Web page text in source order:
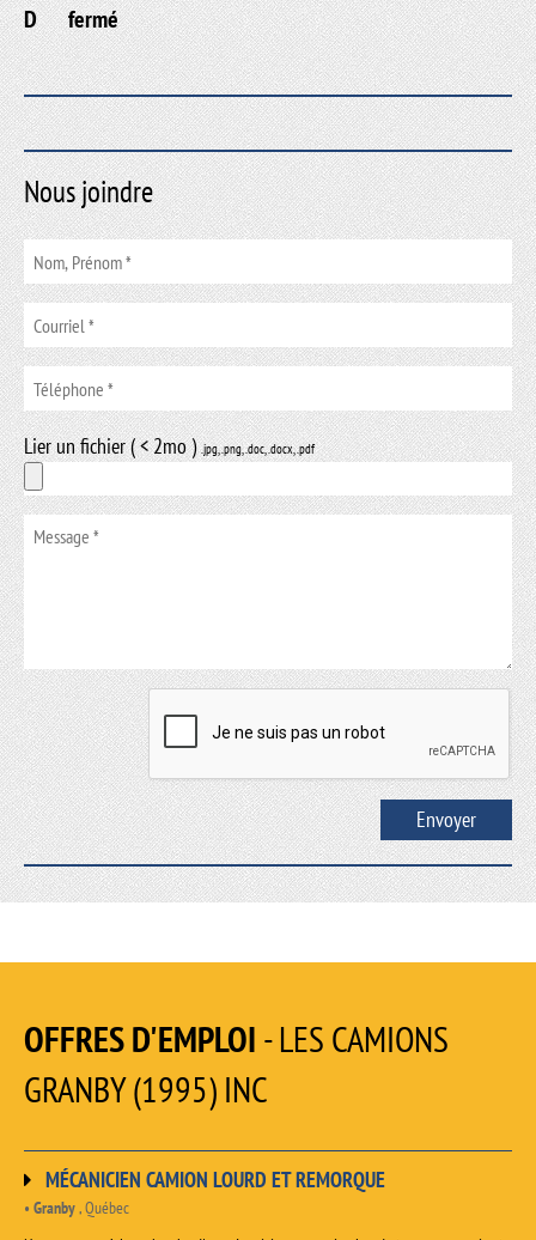
D
fermé
Nous joindre
Lier un fichier ( < 2mo ).jpg, .png, .doc, .docx, .pdf
OFFRES D'EMPLOI - LES CAMIONS
GRANBY (1995) INC
MÉCANICIEN CAMION LOURD ET REMORQUE
• Granby, Québec